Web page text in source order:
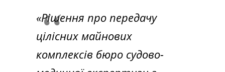
«Рішення про передачу
цілісних майнових
комплексів бюро судово-